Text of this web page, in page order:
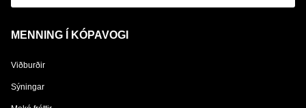
MENNING Í KÓPAVOGI
Viðburðir
Sýningar